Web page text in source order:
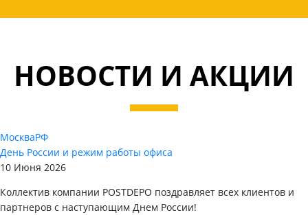
НОВОСТИ И АКЦИИ
МоскваРФ
День России и режим работы офиса
10 Июня 2026
Коллектив компании POSTDEPO поздравляет всех клиентов и
партнеров с наступающим Днем России!